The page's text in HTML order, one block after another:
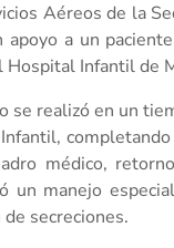
Aéreos de la
a un
Hospital Infantil de
se realizó en un
médico,
manejo
secreciones.